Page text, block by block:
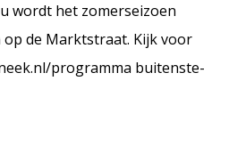
wordt het zomerseizoen
de Marktstraat. Kijk voor
programma buitenste-